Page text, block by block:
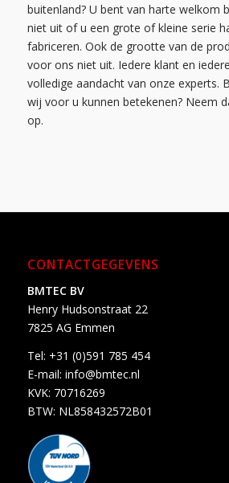
buitenland? U bent van harte welkom
niet uit of u een grote of kleine serie
fabriceren. Ook de grootte van de
voor ons niet uit. Iedere klant en
volledige aandacht van onze experts.
wij voor u kunnen betekenen? Neem
op.
CONTACTGEGEVENS
BMTEC BV
Henry Hudsonstraat 22
7825 AG Emmen
Tel: +31 (0)591 785 454
E-mail: info@bmtec.nl
KVK: 70716269
BTW: NL858432572B01